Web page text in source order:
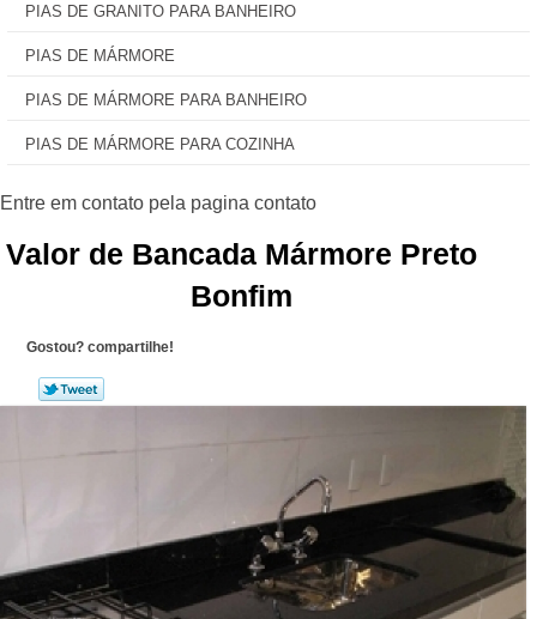
PIAS DE GRANITO PARA BANHEIRO
PIAS DE MÁRMORE
PIAS DE MÁRMORE PARA BANHEIRO
PIAS DE MÁRMORE PARA COZINHA
Valor de Bancada Mármore Preto
Bonfim
Gostou? compartilhe!